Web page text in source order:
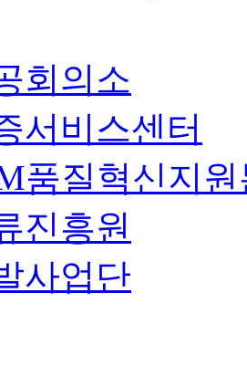
회의소
서비스센터
품질혁신지
진흥원
사업단